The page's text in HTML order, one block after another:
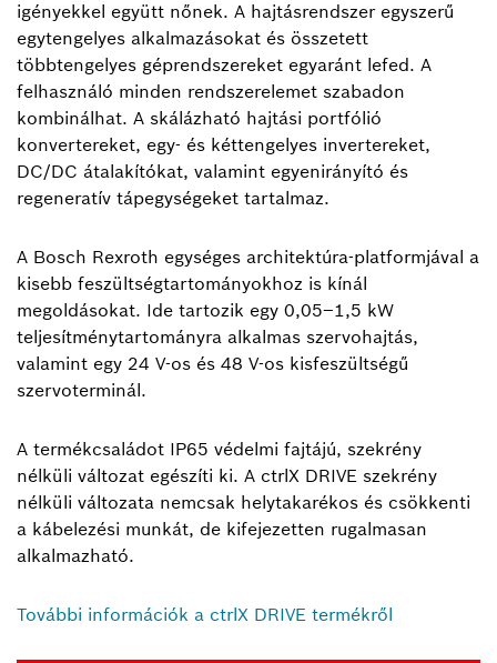
igényekkel együtt nőnek. A hajtásrendszer egyszerű
egytengelyes alkalmazásokat és összetett
többtengelyes géprendszereket egyaránt lefed. A
felhasználó minden rendszerelemet szabadon
kombinálhat. A skálázható hajtási portfólió
konvertereket, egy- és kéttengelyes invertereket,
DC/DC átalakítókat, valamint egyenirányító és
regeneratív tápegységeket tartalmaz.
A Bosch Rexroth egységes architektúra-platformjával a
kisebb feszültségtartományokhoz is kínál
megoldásokat. Ide tartozik egy 0,05–1,5 kW
teljesítménytartományra alkalmas szervohajtás,
valamint egy 24 V-os és 48 V-os kisfeszültségű
szervoterminál.
A termékcsaládot IP65 védelmi fajtájú, szekrény
nélküli változat egészíti ki. A ctrlX DRIVE szekrény
nélküli változata nemcsak helytakarékos és csökkenti
a kábelezési munkát, de kifejezetten rugalmasan
alkalmazható.
További információk a ctrlX DRIVE termékről